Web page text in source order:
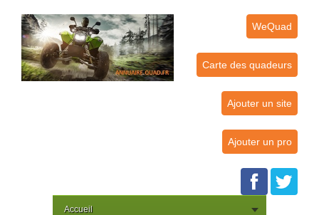
WeQuad
Carte des quadeurs
Ajouter un site
Ajouter un pro
Accueil